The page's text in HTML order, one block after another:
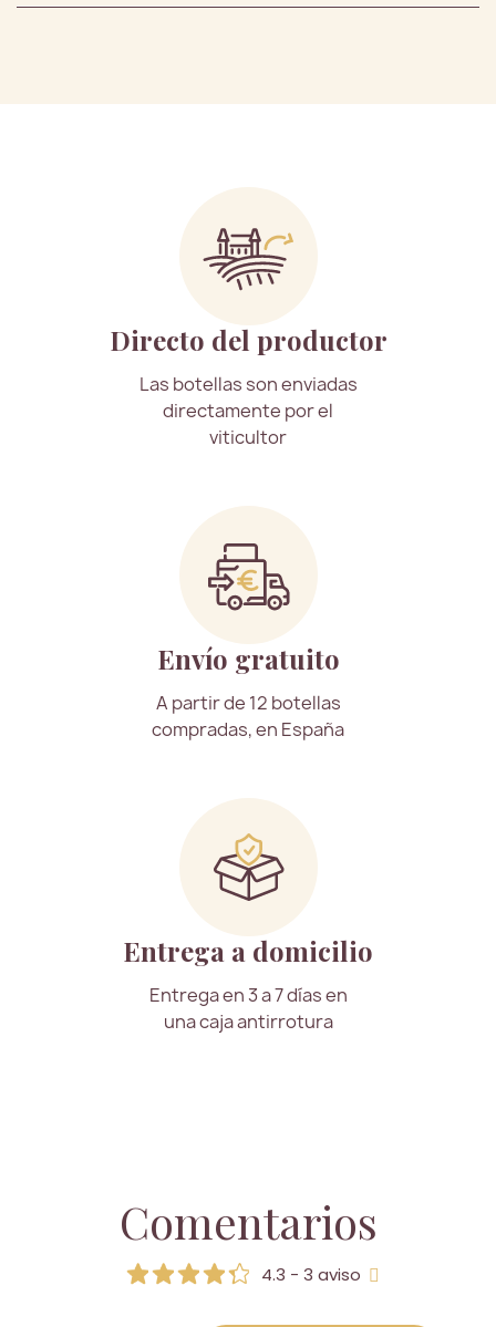
Directo del productor
Las botellas son enviadas
directamente por el
viticultor
Envío gratuito
A partir de 12 botellas
compradas, en España
Entrega a domicilio
Entrega en 3 a 7 días en
una caja antirrotura
Comentarios
4.3 - 3 aviso